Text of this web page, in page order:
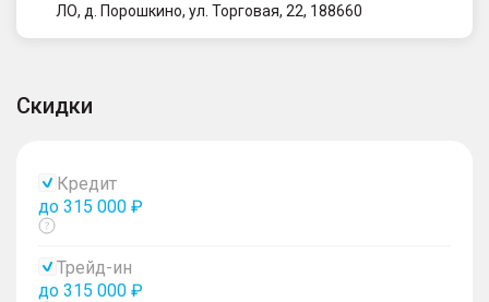
ЛО, д. Порошкино, ул. Торговая, 22, 188660
Скидки
Кредит
до 315 000 ₽
Показать
Трейд-ин
до 315 000 ₽